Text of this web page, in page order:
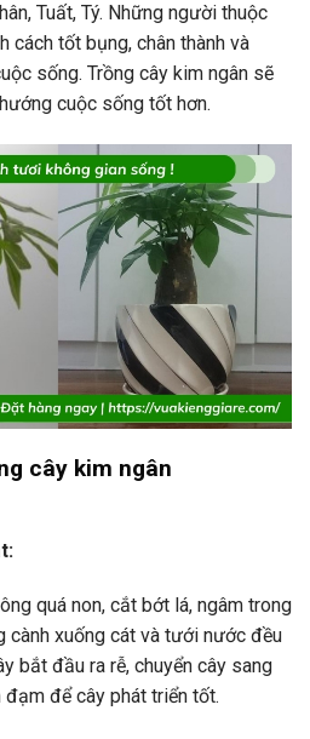
Tuất, Tý. Những người thuộc
cách tốt bụng, chân thành và
sống. Trồng cây kim ngân sẽ
cuộc sống tốt hơn.
cây kim ngân
quá non, cắt bớt lá, ngâm trong
cành xuống cát và tưới nước đều
bắt đầu ra rễ, chuyển cây sang
để cây phát triển tốt.